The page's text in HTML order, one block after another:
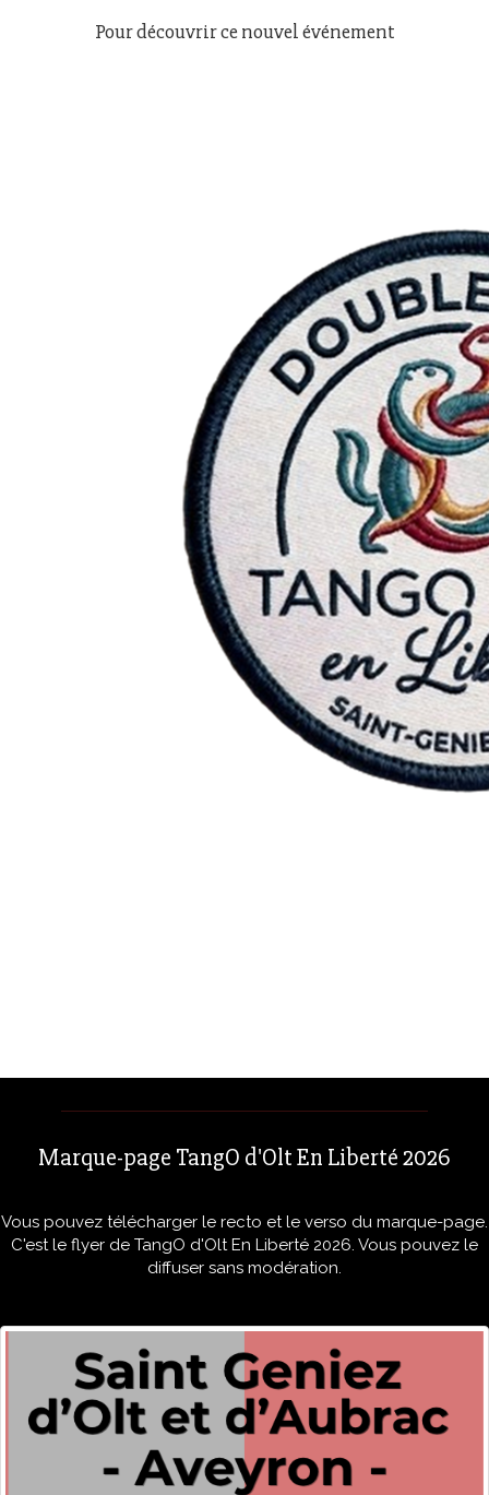
Pour découvrir ce nouvel événement
Marque-page TangO d'Olt En Liberté 2026
Vous pouvez télécharger le recto et le verso du marque-page.
C'est le flyer de TangO d'Olt En Liberté 2026. Vous pouvez le
diffuser sans modération.